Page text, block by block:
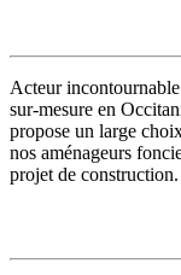
Acteur
sur-mesure en
propose un large
nos aménageurs
projet de construction.